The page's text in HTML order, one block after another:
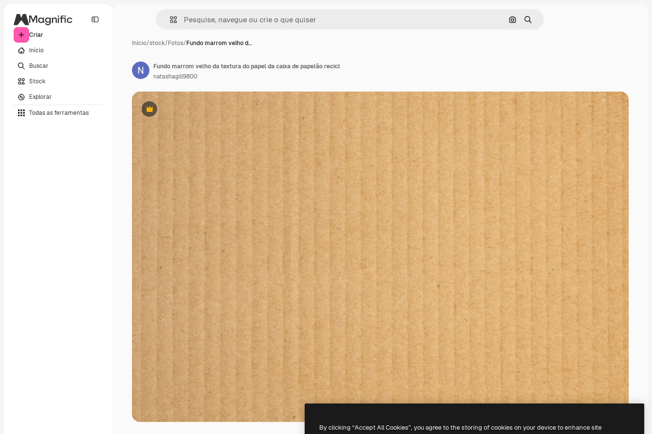
Criar
Início
Buscar
Stock
Explorar
Todas as ferramentas
Pesquisar por imagem
Buscar
Início/stock/Fotos/Fundo marrom velho d…
Premium
Fundo marrom velho da textura do papel da caixa de papelão recicl
natashagill9800
By clicking “Accept All Cookies”, you agree to the storing of cookies on your device to enhance site